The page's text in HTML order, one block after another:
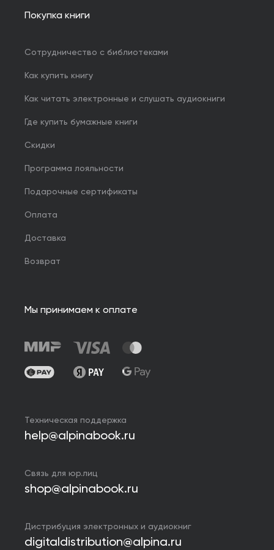
Покупка книги
Сотрудничество с библиотеками
Как купить книгу
Как читать электронные и слушать аудиокниги
Где купить бумажные книги
Скидки
Программа лояльности
Подарочные сертификаты
Оплата
Доставка
Возврат
Мы принимаем к оплате
Техническая поддержка
help@alpinabook.ru
Связь для юр.лиц
shop@alpinabook.ru
Дистрибуция электронных и аудиокниг
digitaldistribution@alpina.ru